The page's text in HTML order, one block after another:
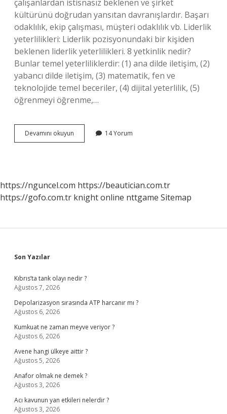
çalışanlardan istisnasız beklenen ve şirket
kültürünü doğrudan yansıtan davranışlardır. Başarı
odaklılık, ekip çalışması, müşteri odaklılık vb. Liderlik
yeterlilikleri: Liderlik pozisyonundaki bir kişiden
beklenen liderlik yeterlilikleri. 8 yetkinlik nedir?
Bunlar temel yeterliliklerdir: (1) ana dilde iletişim, (2)
yabancı dilde iletişim, (3) matematik, fen ve
teknolojide temel beceriler, (4) dijital yeterlilik, (5)
öğrenmeyi öğrenme,…
Devamını okuyun Yetkinlik
Çeşitleri
14 Yorum
https://nguncel.com https://beautician.com.tr
https://gofo.com.tr knight online nttgame Sitemap
Sidebar
Son Yazılar
Kıbrıs’ta tank olayı nedir ?
Ağustos 7, 2026
Depolarizasyon sırasında ATP harcanır mı ?
Ağustos 6, 2026
Kumkuat ne zaman meyve veriyor ?
Ağustos 6, 2026
Avene hangi ülkeye aittir ?
Ağustos 5, 2026
Anafor olmak ne demek ?
Ağustos 3, 2026
Acı kavunun yan etkileri nelerdir ?
Ağustos 3, 2026